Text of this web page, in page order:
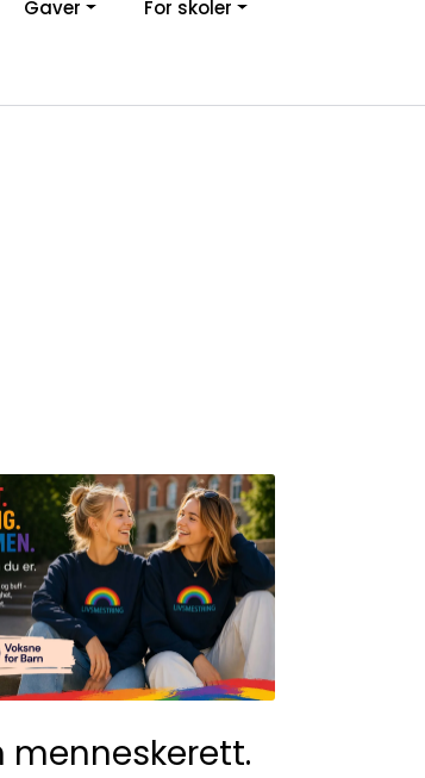
Gaver For skoler
menneskerett.